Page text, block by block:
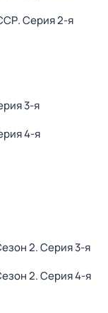
. Серия 2-я
3-я
4-я
2. Серия 3-я
2. Серия 4-я